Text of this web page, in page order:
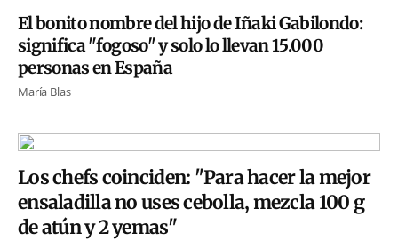
El bonito nombre del hijo de Iñaki Gabilondo:
significa "fogoso" y solo lo llevan 15.000
personas en España
María Blas
Los chefs coinciden: "Para hacer la mejor
ensaladilla no uses cebolla, mezcla 100 g
de atún y 2 yemas"